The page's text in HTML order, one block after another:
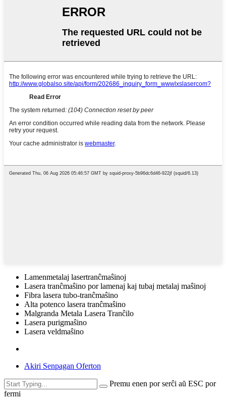
Lamenmetalaj lasertranĉmaŝinoj
Lasera tranĉmaŝino por lamenaj kaj tubaj metalaj maŝinoj
Fibra lasera tubo-tranĉmaŝino
Alta potenco lasera tranĉmaŝino
Malgranda Metala Lasera Tranĉilo
Lasera purigmaŝino
Lasera veldmaŝino
Akiri Senpagan Oferton
Premu enen por serĉi aŭ ESC por
fermi